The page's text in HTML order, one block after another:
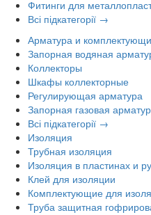
Фитинги для
Всі підкатегорії →
Арматура и
Запорная водяная
Коллекторы
Шкафы коллекторные
Регулирующая арматура
Запорная газовая
Всі підкатегорії →
Изоляция
Трубная изоляция
Изоляция в пластинах и
Клей для изоляции
Комплектующие для
Труба защитная